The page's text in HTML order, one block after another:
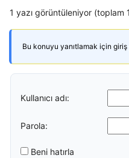
1 yazı görüntüleniyor (toplam
Bu konuyu yanıtlamak için giriş
Kullanıcı adı:
Parola:
Beni hatırla